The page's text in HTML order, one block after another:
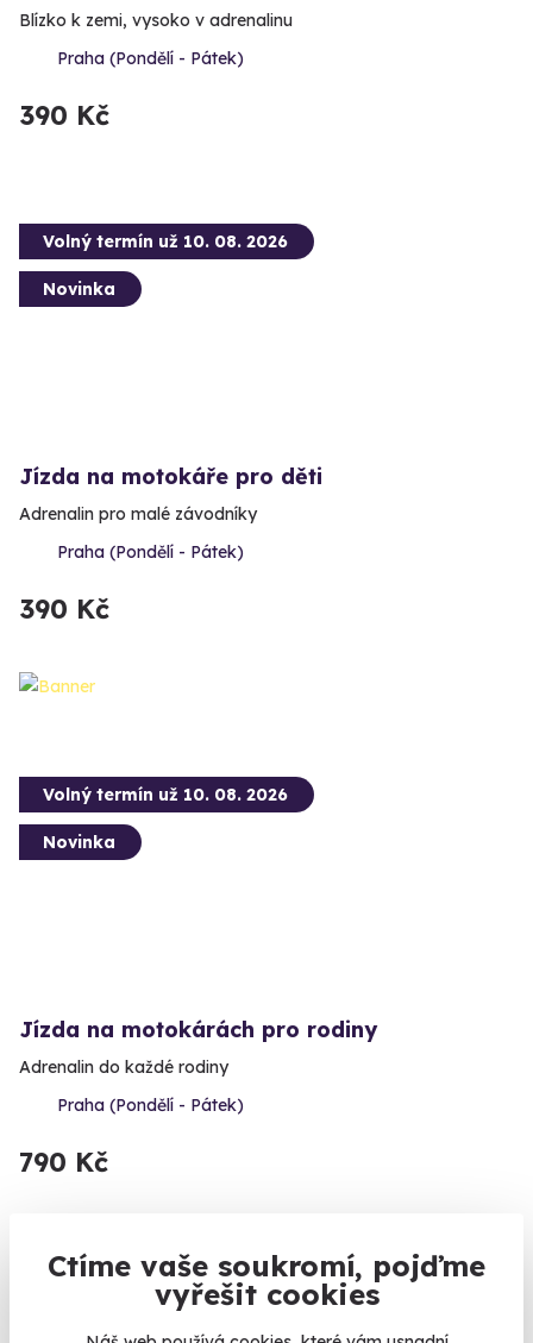
Ctíme vaše soukromí, pojďme
vyřešit cookies
Blízko k zemi, vysoko v adrenalinu
Praha (Pondělí - Pátek)
390 Kč
Volný termín už 10. 08. 2026
Novinka
Jízda na motokáře pro děti
Adrenalin pro malé závodníky
Praha (Pondělí - Pátek)
390 Kč
Volný termín už 10. 08. 2026
Novinka
Jízda na motokárách pro rodiny
Adrenalin do každé rodiny
Praha (Pondělí - Pátek)
790 Kč